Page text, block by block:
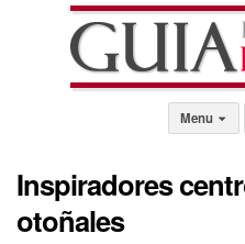
Menu
Inspiradores
otoñales